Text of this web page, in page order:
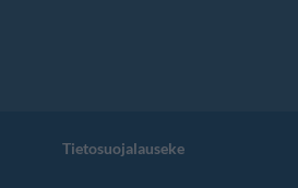
Tietosuojalauseke